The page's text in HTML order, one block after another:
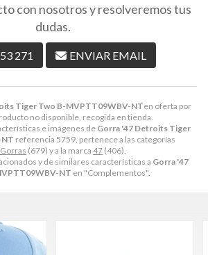
Tiger Two B-MVPTT09WBV-NTen oferta por
no disponible, recogida en tienda.
e imágenes de Gorra '47 Detroits Tiger
referencia 5759, pertenece a las categorías
Gorras (679) y a la marca 47 (406).
y de similares características a Gorra '47
NT en "Complementos".
con nosotros y resolveremos tus
dudas.
271 ENVIAR EMAIL